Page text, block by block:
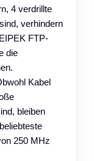
4 verdrillte
verhindern
FTP-
die
Kabel
bleiben
250 MHz